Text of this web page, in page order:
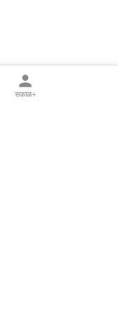
सकाळ+